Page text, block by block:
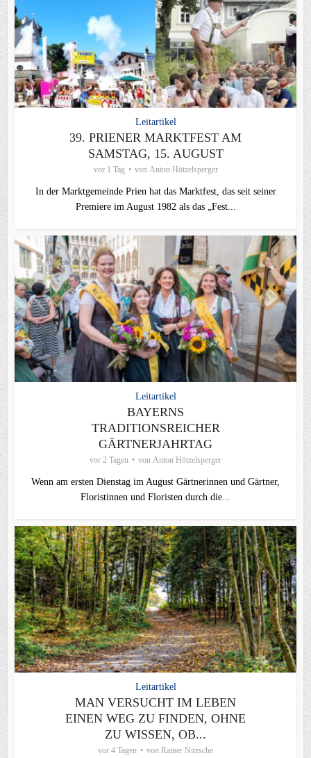
Leitartikel
39. PRIENER MARKTFEST AM
SAMSTAG, 15. AUGUST
vor 1 Tag von Anton Hötzelsperger
In der Marktgemeinde Prien hat das Marktfest, das seit seiner
Premiere im August 1982 als das „Fest...
Leitartikel
BAYERNS
TRADITIONSREICHER
GÄRTNERJAHRTAG
vor 2 Tagen von Anton Hötzelsperger
Wenn am ersten Dienstag im August Gärtnerinnen und Gärtner,
Floristinnen und Floristen durch die...
Leitartikel
MAN VERSUCHT IM LEBEN
EINEN WEG ZU FINDEN, OHNE
ZU WISSEN, OB...
vor 4 Tagen von Rainer Nitzsche